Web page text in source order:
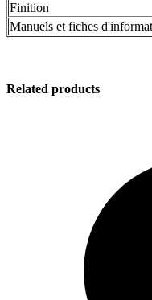
Finition
Manuels et fiches
Related products